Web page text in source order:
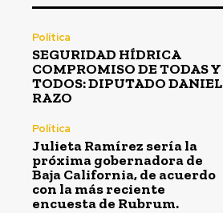
Política
SEGURIDAD HÍDRICA
COMPROMISO DE TODAS Y
TODOS: DIPUTADO DANIEL
RAZO
Política
Julieta Ramírez sería la
próxima gobernadora de
Baja California, de acuerdo
con la más reciente
encuesta de Rubrum.